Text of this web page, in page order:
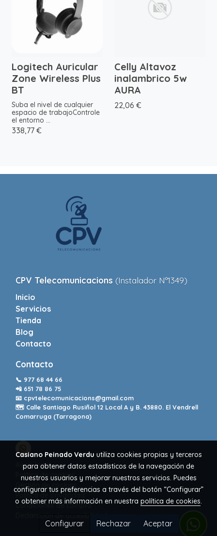
Logitech Auricular
Zone Wireless Plus
BT
Suba el nivel de cualquier
espacio de trabajoControle
el entorno ...
338,77 €
Celly Altavoz
inalambrico 5w
AURA
22,06 €
CPV Telecomunicacions (Instalador Nº1349)
Inicio
Servicios
Tienda
Blog
Contacto
Contacto
📞 977 68 44 66
📲 651 78 86 75
📧 cpvtelecomunicacions@gmail.com
🗺️ Calle Santiago Rusiñol 12 Local A y B. 43880. El Vendrell
Comarruga (Tarragona)
Aviso legal
Política de cookies
Gestión de cookies
Política de privacidad
Condiciones de compra
Casiano Peinado Verdu utiliza cookies propias y terceros
para obtener datos estadísticos de la navegación de
nuestros usuarios y mejorar nuestros servicios. Puedes
configurar tus preferencias a través del botón “Configurar”
o obtener más información en nuestra política de cookies.
Configurar Rechazar Aceptar